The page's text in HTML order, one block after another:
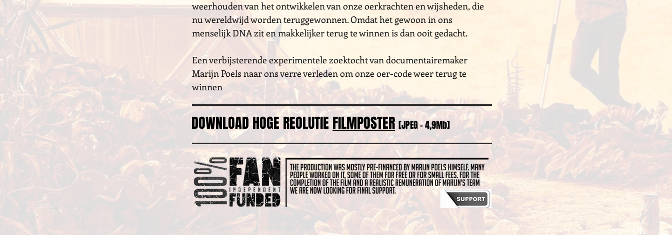
weerhouden van het ontwikkelen van onze oerkrachten en wijsheden, die
nu wereldwijd worden teruggewonnen. Omdat het gewoon in ons
menselijk DNA zit en makkelijker terug te winnen is dan ooit gedacht.
Een verbijsterende experimentele zoektocht van documentairemaker
Marijn Poels naar ons verre verleden om onze oer-code weer terug te
winnen
DOWNLOAD HOGE REOLUTIE FILMPOSTER [JPEG - 4,9Mb]